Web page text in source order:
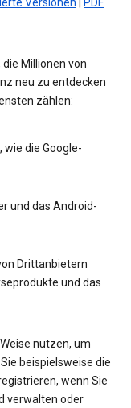
Versionen
PDF
Millionen von
neu zu entdecken
zählen:
wie die Google-
und das Android-
Drittanbietern
und das
nutzen, um
beispielsweise die
wenn Sie
verwalten oder